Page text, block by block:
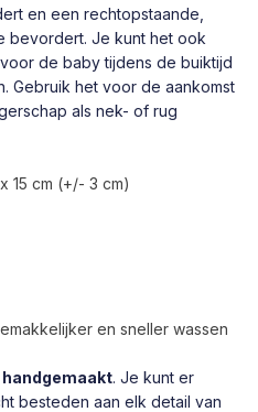
en een rechtopstaande,
bevordert. Je kunt het ook
de baby tijdens de buiktijd
Gebruik het voor de aankomst
als nek- of rug
15 cm (+/- 3 cm)
en sneller wassen
handgemaakt. Je kunt er
besteden aan elk detail van